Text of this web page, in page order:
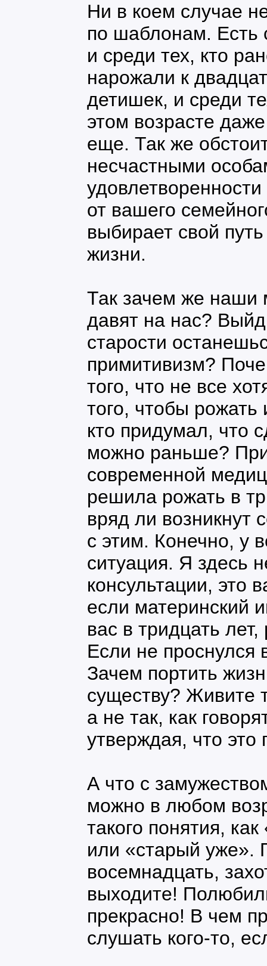
Ни в коем случае
по шаблонам. Есть
и среди тех, кто
нарожали к
детишек, и среди
этом возрасте
еще. Так же
несчастными
от вашего
выбирает свой
жизни.
Так зачем же наши
давят на нас?
старости
примитивизм?
того, что не все
того, чтобы рожать
кто придумал, что
можно раньше?
современной
решила рожать в
вряд ли возникнут
с этим. Конечно, у
ситуация. Я здесь
консультации, это
если материнский
вас в тридцать
Если не
Зачем портить
существу? Живите
а не так, как
утверждая, что это
А что с
можно в любом
такого понятия,
или «старый уже».
восемнадцать,
выходите!
прекрасно! В чем
слушать кого-то,